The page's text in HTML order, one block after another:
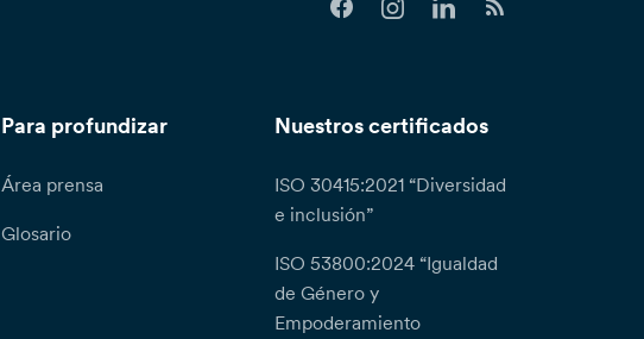
Para profundizar
Área prensa
Glosario
Nuestros certificados
ISO 30415:2021 “Diversidad
e inclusión”
ISO 53800:2024 “Igualdad
de Género y
Empoderamiento